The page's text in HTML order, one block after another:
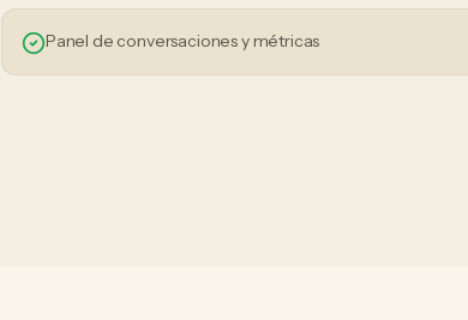
Panel de conversaciones y métricas